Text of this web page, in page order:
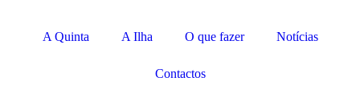
A Quinta A Ilha O que fazer Notícias
Contactos